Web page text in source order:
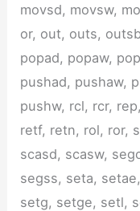
movsd, movsw,
or, out, outs,
popad, popaw,
pushad, pushaw,
pushw, rcl, rcr,
retf, retn, rol, ror,
scasd, scasw,
segss, seta,
setg, setge, setl,